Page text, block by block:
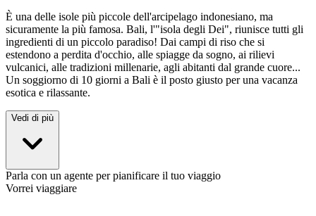
È una delle isole più piccole dell'arcipelago indonesiano, ma
sicuramente la più famosa. Bali, l'"isola degli Dei", riunisce tutti gli
ingredienti di un piccolo paradiso! Dai campi di riso che si
estendono a perdita d'occhio, alle spiagge da sogno, ai rilievi
vulcanici, alle tradizioni millenarie, agli abitanti dal grande cuore...
Un soggiorno di 10 giorni a Bali è il posto giusto per una vacanza
esotica e rilassante.
Vedi di più
Parla con un agente per pianificare il tuo viaggio
Vorrei viaggiare